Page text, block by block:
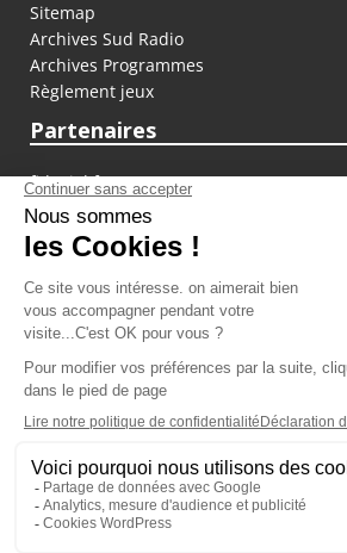
Sitemap
Archives Sud Radio
Archives Programmes
Règlement jeux
Partenaires
fiducial.fr
lyoncapitale.fr
olympique-et-lyonnais.com
L'application Iphone / Android
Téléchargez
Les cookies
Gestion des cookies
Crédit photos : ©Sud Radio / Pierre